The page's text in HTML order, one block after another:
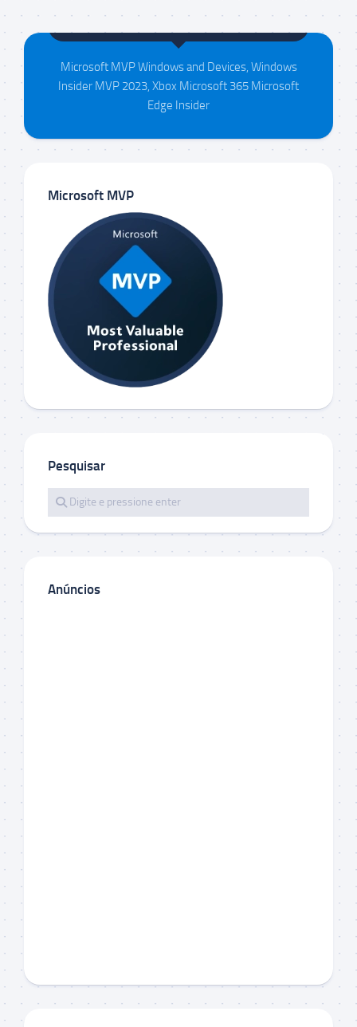
Microsoft MVP Windows and Devices, Windows
Insider MVP 2023, Xbox Microsoft 365 Microsoft
Edge Insider
Microsoft MVP
Pesquisar
Anúncios